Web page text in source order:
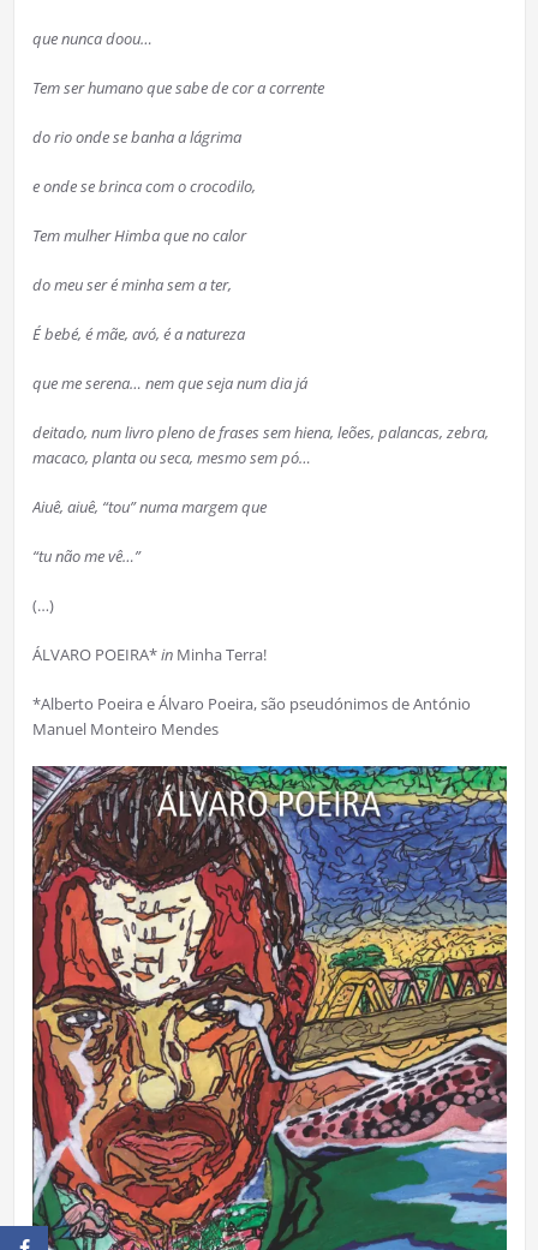
que nunca doou…
Tem ser humano que sabe de cor a corrente
do rio onde se banha a lágrima
e onde se brinca com o crocodilo,
Tem mulher Himba que no calor
do meu ser é minha sem a ter,
É bebé, é mãe, avó, é a natureza
que me serena… nem que seja num dia já
deitado, num livro pleno de frases sem hiena, leões, palancas, zebra,
macaco, planta ou seca, mesmo sem pó…
Aiuê, aiuê, “tou” numa margem que
“tu não me vê…”
(…)
ÁLVARO POEIRA*inMinha Terra!
*Alberto Poeira e Álvaro Poeira, são pseudónimos de António
Manuel Monteiro Mendes